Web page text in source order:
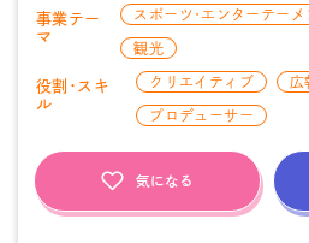
事業テー
マ
スポーツ・エンターテーメ
観光
役割・スキ
ル
クリエイティブ 広
プロデューサー
気になる